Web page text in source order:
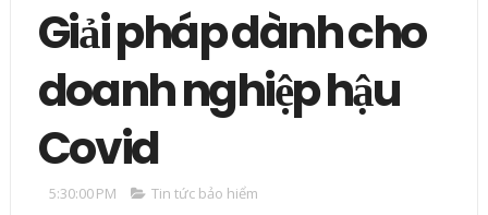
Giải pháp dành cho
doanh nghiệp hậu
Covid
5:30:00 PM Tin tức bảo hiểm